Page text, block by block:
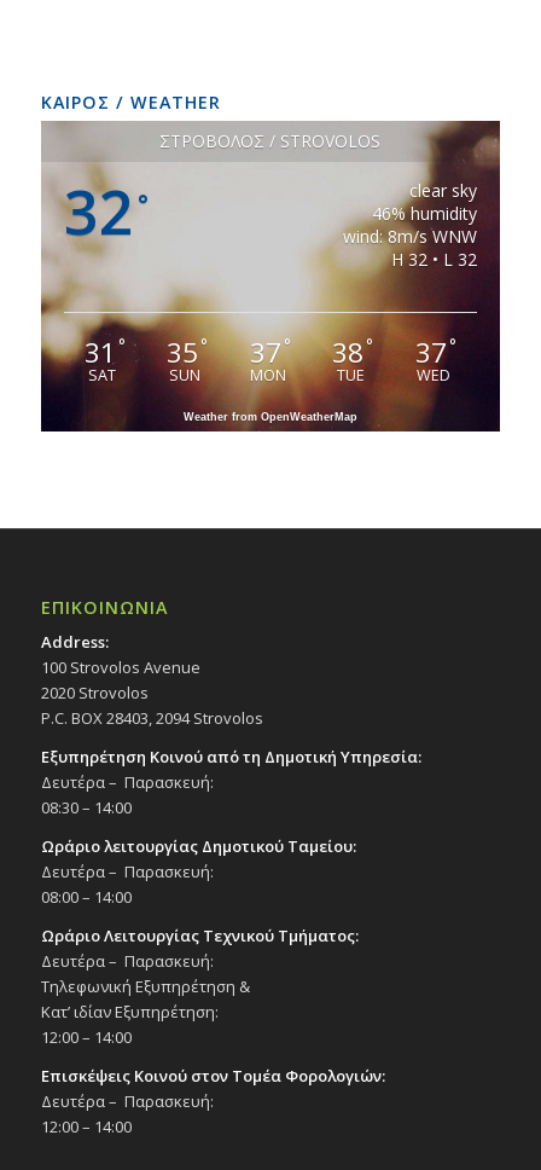
ΚΑΙΡΟΣ / WEATHER
ΣΤΡΟΒΟΛΟΣ / STROVOLOS
32 °
clear sky
46% humidity
wind: 8m/s WNW
H 32 • L 32
31 °
SAT
35°
SUN
37°
MON
38°
TUE
37°
WED
Weather from OpenWeatherMap
ΕΠΙΚΟΙΝΩΝΙΑ
Address:
100 Strovolos Avenue
2020 Strovolos
P.C. BOX 28403, 2094 Strovolos
Εξυπηρέτηση Κοινού από τη Δημοτική Υπηρεσία:
Δευτέρα – Παρασκευή:
08:30 – 14:00
Ωράριο λειτουργίας Δημοτικού Ταμείου:
Δευτέρα – Παρασκευή:
08:00 – 14:00
Ωράριο Λειτουργίας Τεχνικού Τμήματος:
Δευτέρα – Παρασκευή:
Τηλεφωνική Εξυπηρέτηση &
Κατ’ ιδίαν Εξυπηρέτηση:
12:00 – 14:00
Επισκέψεις Κοινού στον Τομέα Φορολογιών:
Δευτέρα – Παρασκευή:
12:00 – 14:00